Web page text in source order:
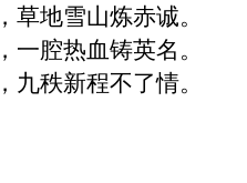
草地雪山炼赤诚。
一腔热血铸英名。
九秩新程不了情。